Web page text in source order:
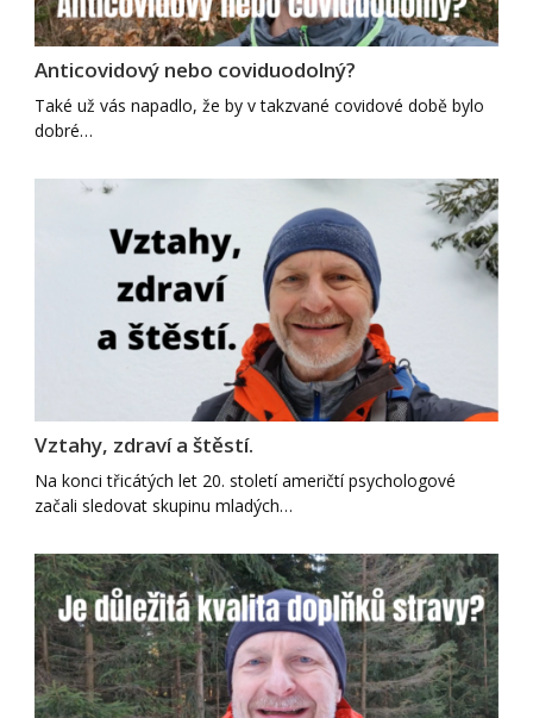
Anticovidový nebo coviduodolný?
Také už vás napadlo, že by v takzvané covidové době bylo
dobré…
Vztahy, zdraví a štěstí.
Na konci třicátých let 20. století američtí psychologové
začali sledovat skupinu mladých…